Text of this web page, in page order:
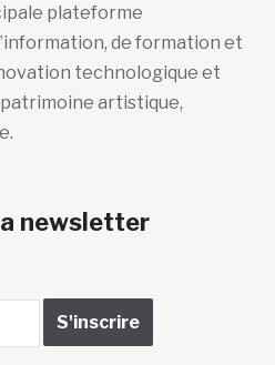
plateforme
de formation et
technologique et
artistique,
newsletter